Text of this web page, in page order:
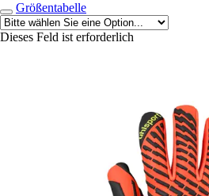
Größentabelle
Dieses Feld ist erforderlich